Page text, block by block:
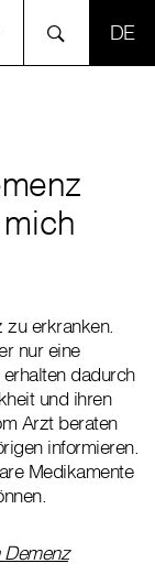
erkranken.
nur eine
dadurch
und ihren
Arzt beraten
informieren.
Medikamente
Demenz